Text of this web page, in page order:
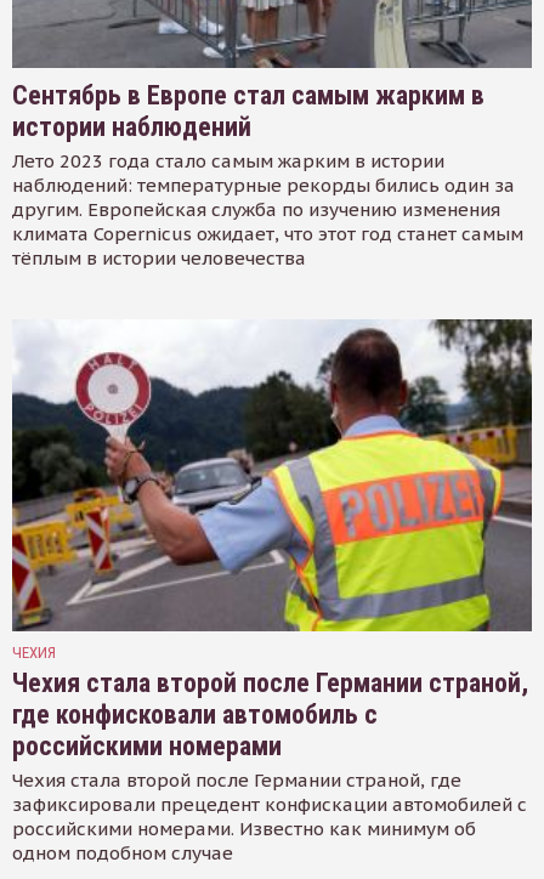
Сентябрь в Европе стал самым жарким в
истории наблюдений
Лето 2023 года стало самым жарким в истории
наблюдений: температурные рекорды бились один за
другим. Европейская служба по изучению изменения
климата Copernicus ожидает, что этот год станет самым
тёплым в истории человечества
ЧЕХИЯ
Чехия стала второй после Германии страной,
где конфисковали автомобиль с
российскими номерами
Чехия стала второй после Германии страной, где
зафиксировали прецедент конфискации автомобилей с
российскими номерами. Известно как минимум об
одном подобном случае